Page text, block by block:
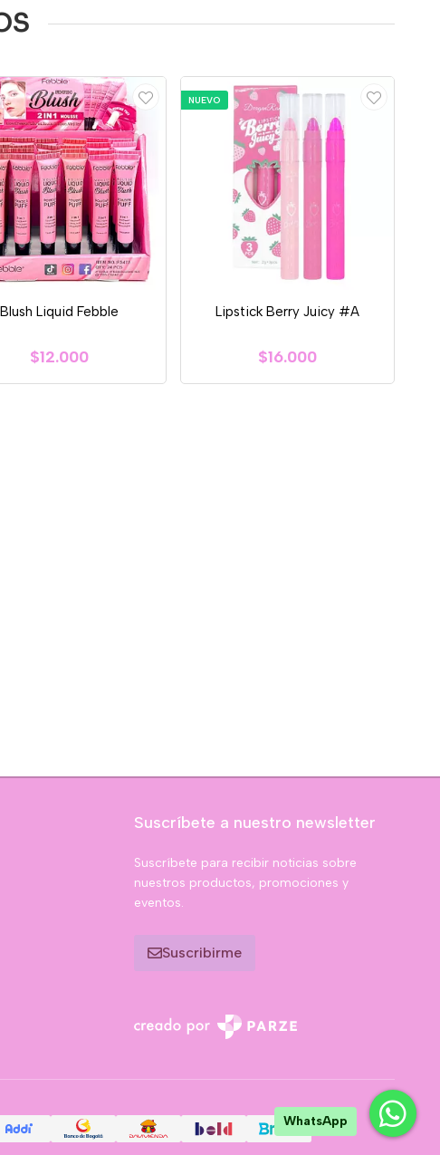
Blush Liquid Febble
$12.000
NUEVO
Lipstick Berry Juicy #A
$16.000
Suscríbete a nuestro newsletter
Suscríbete para recibir noticias sobre
nuestros productos, promociones y
eventos.
Suscribirme
WhatsApp